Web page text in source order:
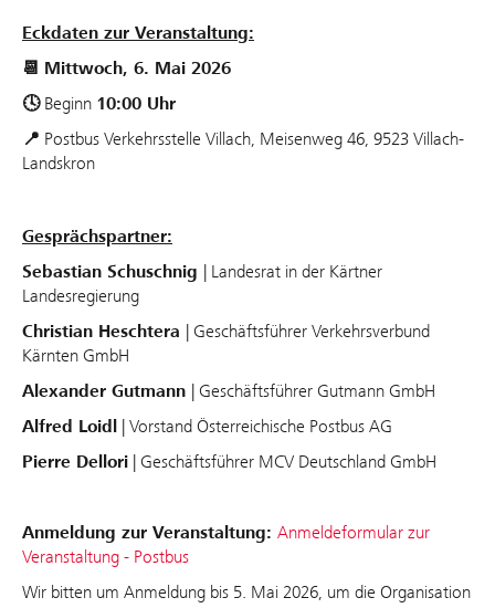
Eckdaten zur Veranstaltung:
📆 Mittwoch, 6. Mai 2026
🕓Beginn 10:00 Uhr
📍 Postbus Verkehrsstelle Villach, Meisenweg 46, 9523 Villach-
Landskron
Gesprächspartner:
Sebastian Schuschnig | Landesrat in der Kärtner
Landesregierung
Christian Heschtera | Geschäftsführer Verkehrsverbund
Kärnten GmbH
Alexander Gutmann | Geschäftsführer Gutmann GmbH
Alfred Loidl | Vorstand Österreichische Postbus AG
Pierre Dellori | Geschäftsführer MCV Deutschland GmbH
Anmeldung zur Veranstaltung: Anmeldeformular zur
Veranstaltung - Postbus
Wir bitten um Anmeldung bis 5. Mai 2026, um die Organisation